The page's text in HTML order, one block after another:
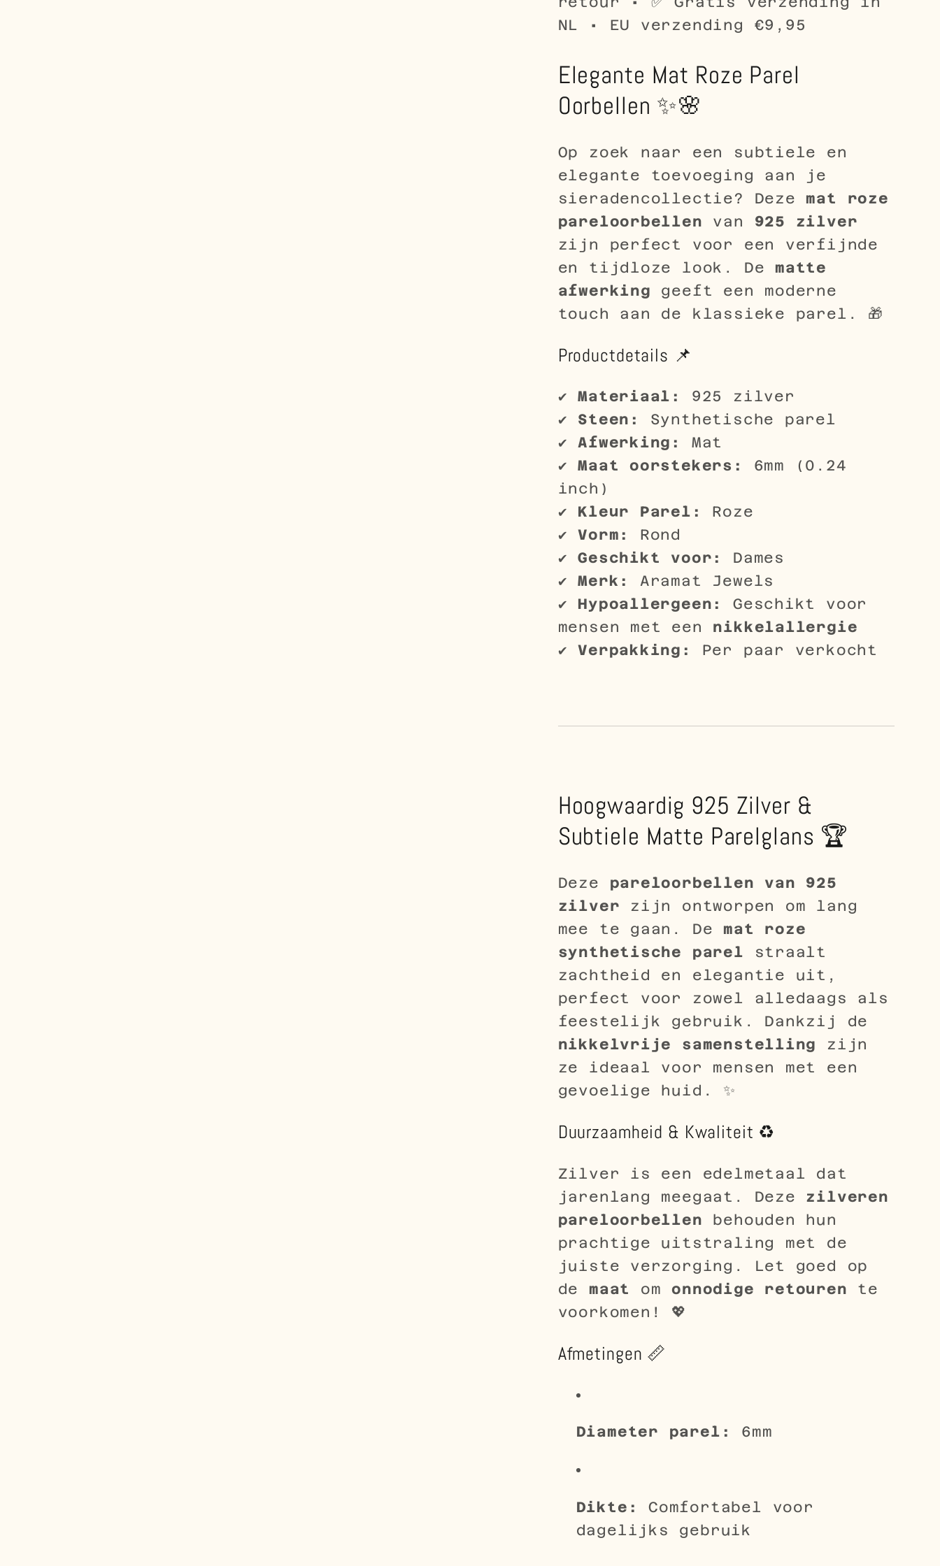
NL • EU verzending €9,95
Elegante Mat Roze Parel
Oorbellen ✨🌸
Op zoek naar een subtiele en
elegante toevoeging aan je
sieradencollectie? Deze mat roze
pareloorbellen van 925 zilver
zijn perfect voor een verfijnde
en tijdloze look. De matte
afwerking geeft een moderne
touch aan de klassieke parel. 🎁
Productdetails 📌
✔Materiaal:
925 zilver
✔ Steen:
Synthetische parel
✔Afwerking:
Mat
✔Maat oorstekers:
6mm (0.24
inch)
✔ Kleur Parel:
Roze
✔Vorm:
Rond
✔Geschikt voor:
Dames
✔Merk:
Aramat Jewels
✔ Hypoallergeen:
Geschikt voor
mensen met een nikkelallergie
✔Verpakking: Per paar verkocht
Hoogwaardig 925 Zilver &
Subtiele Matte Parelglans 🏆
Deze pareloorbellen van 925
zilver zijn ontworpen om lang
mee te gaan. De mat roze
synthetische parel straalt
zachtheid en elegantie uit,
perfect voor zowel alledaags als
feestelijk gebruik. Dankzij de
nikkelvrije samenstelling zijn
ze ideaal voor mensen met een
gevoelige huid. ✨
Duurzaamheid & Kwaliteit ♻️
Zilver is een edelmetaal dat
jarenlang meegaat. Deze zilveren
pareloorbellen behouden hun
prachtige uitstraling met de
juiste verzorging. Let goed op
de maat omonnodige retouren te
voorkomen! 💖
Afmetingen 📏
Diameter parel: 6mm
Dikte:
Comfortabel voor
dagelijks gebruik